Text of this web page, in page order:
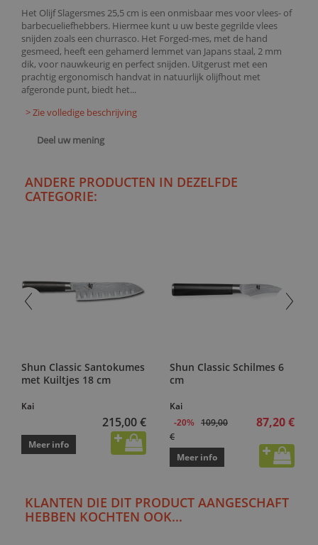
Het Olijf Slagersmes 25,5 cm is een onmisbaar mes voor vlees- of
barbecueliefhebbers. Hiermee kunt u uw beste gegrilde vlees
snijden zoals een churrasco. Het Forged-mes, met de hand
gesmeed, heeft een gehamerd lemmet van Japans staal, 2 mm
dik, voor nauwkeurig en perfect snijden. Uitgerust met een
prachtig ergonomisch handvat in natuurlijk olijfhout met
afgeronde punt, biedt het...
> Zie volledige beschrijving
Deel uw mening
ANDERE PRODUCTEN IN DEZELFDE
CATEGORIE:
Shun Classic Santokumes
met Kuiltjes 18 cm
Kai
215,00 €
Meer info
Shun Classic Schilmes 6
cm
Kai
-20%
109,00
€
87,20 €
Meer info
KLANTEN DIE DIT PRODUCT AANGESCHAFT
HEBBEN KOCHTEN OOK...